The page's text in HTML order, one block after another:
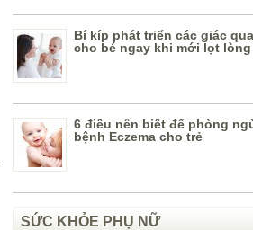
Bí kíp phát triển các giác
cho bé ngay khi mới lọt lòng
6 điều nên biết để phòng
bệnh Eczema cho trẻ
SỨC KHỎE PHỤ NỮ